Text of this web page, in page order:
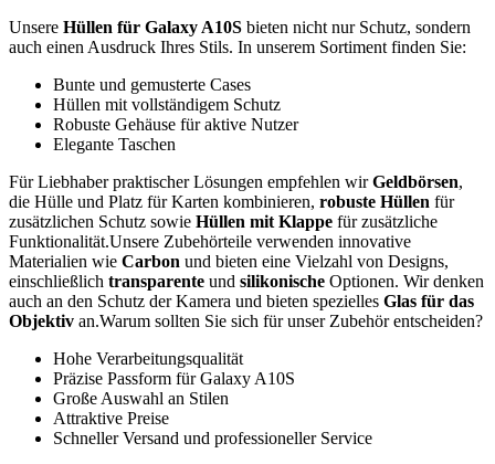
Unsere Hüllen für Galaxy A10S bieten nicht nur Schutz, sondern
auch einen Ausdruck Ihres Stils. In unserem Sortiment finden Sie:
Bunte und gemusterte Cases
Hüllen mit vollständigem Schutz
Robuste Gehäuse für aktive Nutzer
Elegante Taschen
Für Liebhaber praktischer Lösungen empfehlen wirGeldbörsen,
die Hülle und Platz für Karten kombinieren, robuste Hüllen für
zusätzlichen Schutz sowie Hüllen mit Klappe für zusätzliche
Funktionalität.Unsere Zubehörteile verwenden innovative
Materialien wie Carbon und bieten eine Vielzahl von Designs,
einschließlich transparente und silikonische Optionen. Wir denken
auch an den Schutz der Kamera und bieten spezielles Glas für das
Objektiv an.Warum sollten Sie sich für unser Zubehör entscheiden?
Hohe Verarbeitungsqualität
Präzise Passform für Galaxy A10S
Große Auswahl an Stilen
Attraktive Preise
Schneller Versand und professioneller Service